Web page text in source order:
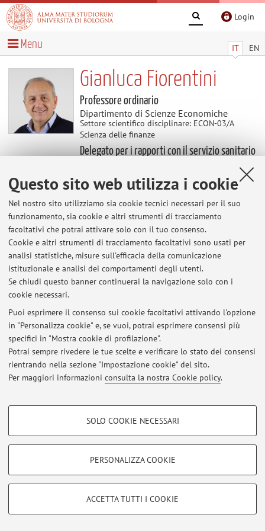
Questo sito web utilizza i cookie
Nel nostro sito utilizziamo sia cookie tecnici necessari per il suo
funzionamento, sia cookie e altri strumenti di tracciamento
facoltativi che potrai attivare solo con il tuo consenso.
Cookie e altri strumenti di tracciamento facoltativi sono usati per
analisi statistiche, misure sull'efficacia della comunicazione
istituzionale e analisi dei comportamenti degli utenti.
Se chiudi questo banner continuerai la navigazione solo con i
cookie necessari.
Puoi esprimere il consenso sui cookie facoltativi attivando l'opzione
in "Personalizza cookie" e, se vuoi, potrai esprimere consensi più
specifici in "Mostra cookie di profilazione".
Potrai sempre rivedere le tue scelte e verificare lo stato dei consensi
rientrando nella sezione "Impostazione cookie" del sito.
Per maggiori informazioni consulta la nostra Cookie policy.
COOKIE DI PROFILAZIONE - FACOLTATIVI
COOKIE TECNICI - NECESSARI
Si tratta di cookie tecnici utilizzati, a titolo esemplificativo, per il corretto
SOLO COOKIE NECESSARI
PERSONALIZZA COOKIE
ACCETTA TUTTI I COOKIE
Login
IT EN
Menu
Gianluca Fiorentini
Professore ordinario
Dipartimento di Scienze Economiche
Settore scientifico disciplinare: ECON-03/A
Scienza delle finanze
Delegato per i rapporti con il servizio sanitario
Avvisi
Al momento non sono presenti avvisi.
Area riservata
Accedi tramiteloginper gestire tutti i contenuti del sito.
© 2026 - ALMA MATER STUDIORUM - Università di Bologna - Via
Zamboni, 33 - 40126 Bologna - Partita IVA: 01131710376
Privacy| Note legali| Impostazioni Cookie